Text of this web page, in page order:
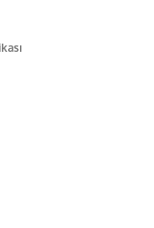
A Kadıköy İstanbul